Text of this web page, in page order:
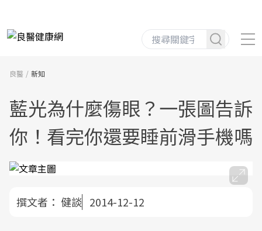
良醫 新知
藍光為什麼傷眼？一張圖告訴
你！看完你還要睡前滑手機嗎
撰文者： 健談 2014-12-12